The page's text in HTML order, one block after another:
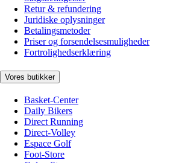
Retur & refundering
Juridiske oplysninger
Betalingsmetoder
Priser og forsendelsesmuligheder
Fortrolighedserklæring
Vores butikker
Basket-Center
Daily Bikers
Direct Running
Direct-Volley
Espace Golf
Foot-Store